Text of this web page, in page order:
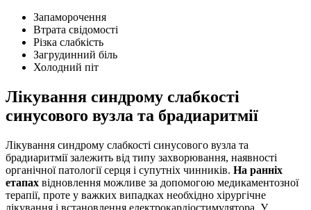
Запаморочення
Втрата свідомості
Різка слабкість
Загрудинний біль
Холодний піт
Лікування синдрому слабкості
синусового вузла та брадиаритмії
Лікування синдрому слабкості синусового вузла та
брадиаритмії залежить від типу захворювання, наявності
органічної патології серця і супутніх чинників. На ранніх
етапах відновлення можливе за допомогою медикаментозної
терапії, проте у важких випадках необхідно хірургічне
лікування і встановлення електрокардіостимулятора. У